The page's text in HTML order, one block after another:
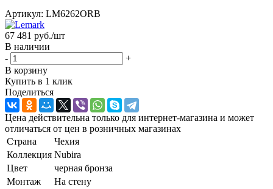
Артикул: LM6262ORB
67 481 руб./шт
В наличии
-
+
В корзину
Купить в 1 клик
Поделиться
Цена действительна только для интернет-магазина и может
отличаться от цен в розничных магазинах
Страна
Чехия
Коллекция Nubira
Цвет
черная бронза
Монтаж
На стену